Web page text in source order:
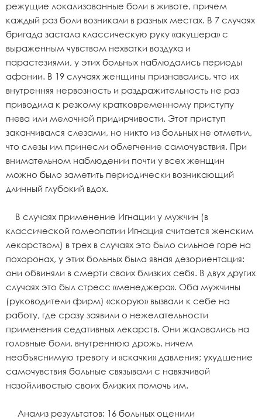
режущие локализованные боли в животе, причем
каждый раз боли возникали в разных местах. В 7 случаях
бригада застала классическую руку «акушера» с
выраженным чувством нехватки воздуха и
парастезиями, у этих больных наблюдались периоды
афонии. В 19 случаях женщины признавались, что их
внутренняя нервозность и раздражительность не раз
приводила к резкому кратковременному приступу
гнева или мелочной придирчивости. Этот приступ
заканчивался слезами, но никто из больных не отметил,
что слезы им принесли облегчение самочувствия. При
внимательном наблюдении почти у всех женщин
можно было заметить периодически возникающий
длинный глубокий вдох.
В случаях применение Игнации у мужчин (в
классической гомеопатии Игнация считается женским
лекарством) в трех в случаях это было сильное горе на
похоронах, у этих больных была явная дезориентация:
они обвиняли в смерти своих близких себя. В двух других
случаях это был стресс «менеджера». Оба мужчины
(руководители фирм) «скорую» вызвали к себе на
работу, где сразу заявили о нежелательности
применения седативных лекарств. Они жаловались на
головные боли, внутреннюю дрожь, ничем
необъяснимую тревогу и «скачки» давления; ухудшение
самочувствия больные связывали с навязчивой
назойливостью своих близких помочь им.
Анализ результатов: 16 больных оценили